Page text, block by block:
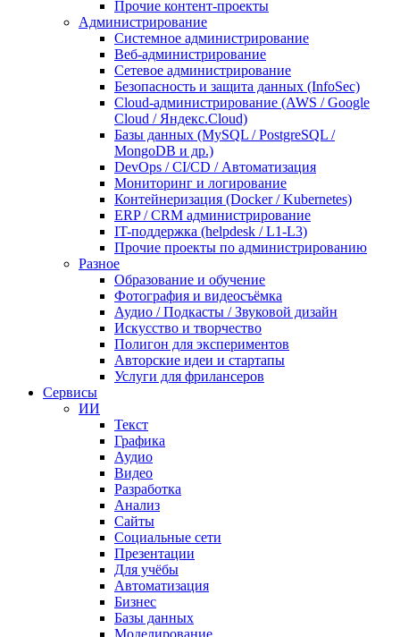
Прочие контент-проекты
Администрирование
Системное администрирование
Веб-администрирование
Сетевое администрирование
Безопасность и защита данных (InfoSec)
Cloud-администрирование (AWS / Google
Cloud / Яндекс.Cloud)
Базы данных (MySQL / PostgreSQL /
MongoDB и др.)
DevOps / CI/CD / Автоматизация
Мониторинг и логирование
Контейнеризация (Docker / Kubernetes)
ERP / CRM администрирование
IT-поддержка (helpdesk / L1-L3)
Прочие проекты по администрированию
Разное
Образование и обучение
Фотография и видеосъёмка
Аудио / Подкасты / Звуковой дизайн
Искусство и творчество
Полигон для экспериментов
Авторские идеи и стартапы
Услуги для фрилансеров
Сервисы
ИИ
Текст
Графика
Аудио
Видео
Разработка
Анализ
Сайты
Социальные сети
Презентации
Для учёбы
Автоматизация
Бизнес
Базы данных
Моделирование